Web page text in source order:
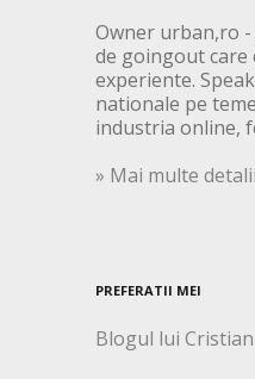
Owner urban,ro
de goingout care
experiente.
nationale pe
industria online,
» Mai multe detalii
PREFERATII MEI
Blogul lui